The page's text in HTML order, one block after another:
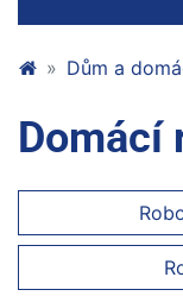
Dům a
Domácí